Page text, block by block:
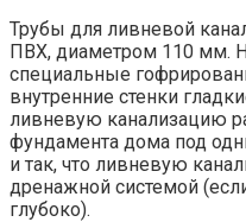
Трубы для ливневой
ПВХ, диаметром 110 мм.
специальные
внутренние стенки
ливневую канализацию
фундамента дома под
и так, что ливневую
дренажной системой
глубоко).